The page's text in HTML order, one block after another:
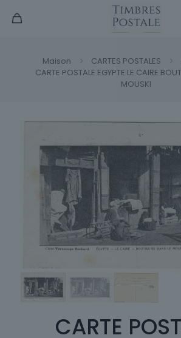
Maison CARTES POSTALES
CARTE POSTALE EGYPTE LE CAIRE
MOUSKI
CARTE